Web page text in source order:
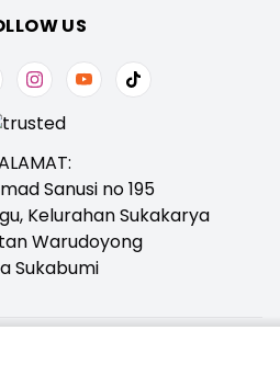
US
Sanusi no 195
Kelurahan Sukakarya
Warudoyong
Sukabumi